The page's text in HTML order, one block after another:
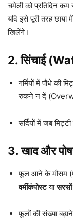
चमेली को प्रतिदिन
यदि इसे पूरी तरह छाया
खिलेंगे।
2. सिंचाई
गर्मियों में पौधे की
रुकने न दें
सर्दियों में जब
3. खाद और
फूल आने के मौसम
वर्मीकंपोस्टयासरसों
फूलों की संख्या